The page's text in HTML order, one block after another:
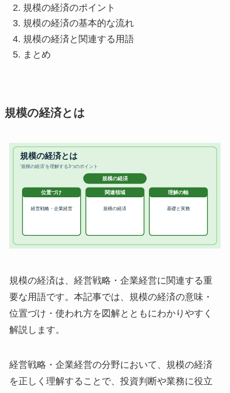
規模の経済のポイント
規模の経済の基本的な流れ
規模の経済と関連する用語
まとめ
規模の経済とは
規模の経済は、経営戦略・企業経営に関連する重
要な用語です。本記事では、規模の経済の意味・
位置づけ・使われ方を図解とともにわかりやすく
解説します。
経営戦略・企業経営の分野において、規模の経済
を正しく理解することで、投資判断や業務に役立